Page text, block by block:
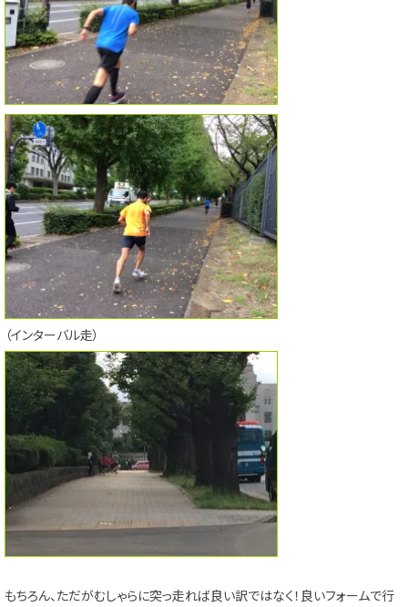
（インターバル走）
もちろん、ただがむしゃらに突っ走れば良い訳ではなく！良いフォームで行